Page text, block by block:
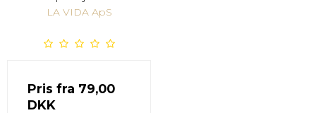
LA VIDA ApS
Pris fra 79,00
DKK